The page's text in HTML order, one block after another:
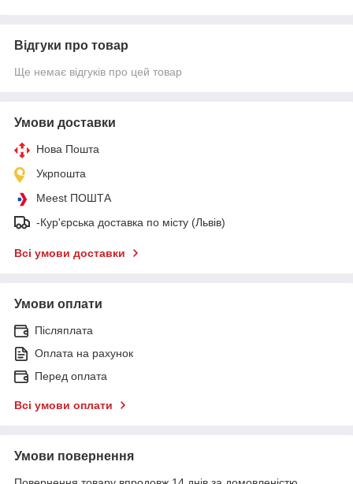
Відгуки про товар
Ще немає відгуків про цей товар
Умови доставки
Нова Пошта
Укрпошта
Meest ПОШТА
-Кур'єрська доставка по місту (Львів)
Всі умови доставки
Умови оплати
Післяплата
Оплата на рахунок
Перед оплата
Всі умови оплати
Умови повернення